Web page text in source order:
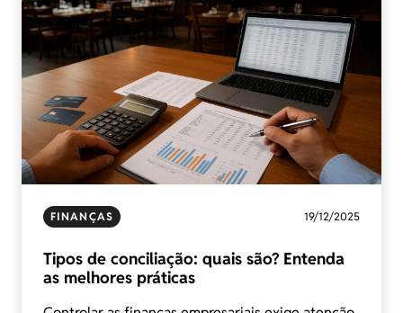
FINANÇAS 19/12/2025
Tipos de conciliação: quais são? Entenda
as melhores práticas